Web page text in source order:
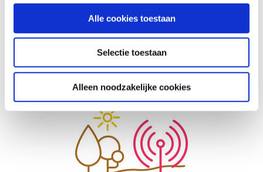
Alle cookies toestaan
Selectie toestaan
Alleen noodzakelijke cookies
Kies hier je camper
Geen resultaten gevonden.